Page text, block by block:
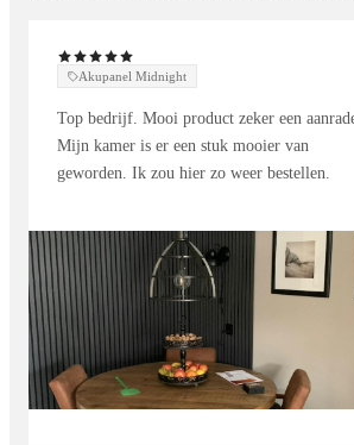
Gegarandeerde kwaliteit & 100%
Styling & decoratie tips
Combineer met zachte neutrale tinten
Voeg gouden accessoires toe voor extra
Gebruik accentverlichting om de
benadrukken
Combineer met velvet meubels of houten
Akupanel Midnight
Top bedrijf. Mooi product zeker een
Mijn kamer is er een stuk mooier van
geworden. Ik zou hier zo weer bestellen.